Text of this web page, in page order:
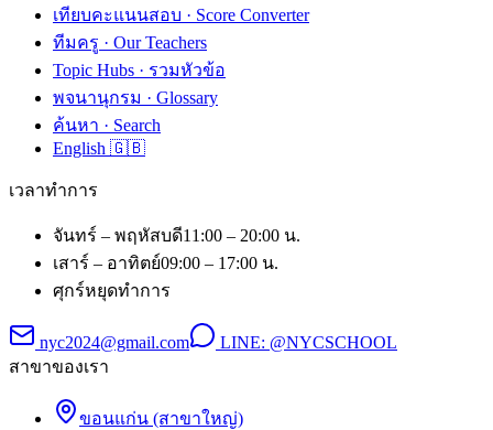
เทียบคะแนนสอบ · Score Converter
ทีมครู · Our Teachers
Topic Hubs · รวมหัวข้อ
พจนานุกรม · Glossary
ค้นหา · Search
English 🇬🇧
เวลาทำการ
จันทร์ – พฤหัสบดี11:00 – 20:00 น.
เสาร์ – อาทิตย์09:00 – 17:00 น.
ศุกร์หยุดทำการ
nyc2024@gmail.com LINE: @NYCSCHOOL
สาขาของเรา
ขอนแก่น (สาขาใหญ่)